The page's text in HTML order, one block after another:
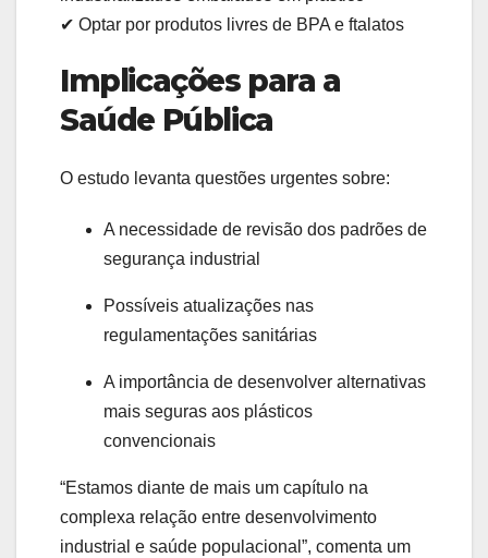
✔ Optar por produtos livres de BPA e ftalatos
Implicações para a
Saúde Pública
O estudo levanta questões urgentes sobre:
A necessidade de revisão dos padrões de
segurança industrial
Possíveis atualizações nas
regulamentações sanitárias
A importância de desenvolver alternativas
mais seguras aos plásticos
convencionais
“Estamos diante de mais um capítulo na
complexa relação entre desenvolvimento
industrial e saúde populacional”, comenta um